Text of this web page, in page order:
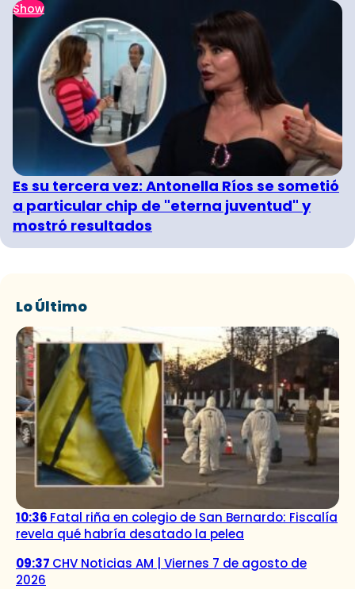
Show
Es su tercera vez: Antonella Ríos se sometió
a particular chip de "eterna juventud" y
mostró resultados
Lo Último
10:36 Fatal riña en colegio de San Bernardo: Fiscalía
revela qué habría desatado la pelea
09:37 CHV Noticias AM | Viernes 7 de agosto de
2026